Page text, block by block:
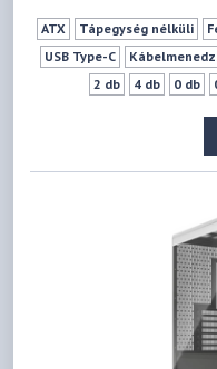
ATX Tápegység nélküli
USB Type-C
2 db
4 db 0 db